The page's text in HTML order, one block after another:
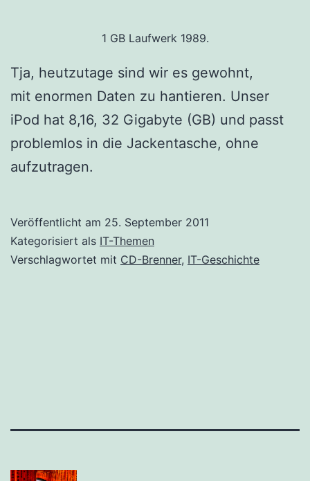
1 GB Laufwerk 1989.
Tja, heutzutage sind wir es gewohnt,
mit enormen Daten zu hantieren. Unser
iPod hat 8,16, 32 Gigabyte (GB) und passt
problemlos in die Jackentasche, ohne
aufzutragen.
Veröffentlicht am 25. September 2011
Kategorisiert als IT-Themen
Verschlagwortet mit CD-Brenner, IT-Geschichte